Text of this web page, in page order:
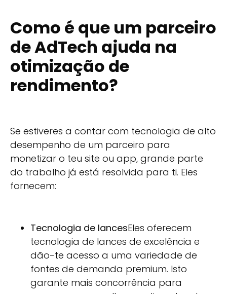
Como é que um parceiro
de AdTech ajuda na
otimização de
rendimento?
Se estiveres a contar com tecnologia de alto
desempenho de um parceiro para
monetizar o teu site ou app, grande parte
do trabalho já está resolvida para ti. Eles
fornecem:
Tecnologia de lancesEles oferecem
tecnologia de lances de excelência e
dão-te acesso a uma variedade de
fontes de demanda premium. Isto
garante mais concorrência para